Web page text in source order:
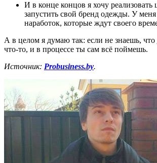
И в конце концов я хочу реализовать
запустить свой бренд одежды. У
наработок, которые ждут своего
А в целом я думаю так: если не знаешь, что
что-то, и в процессе ты сам всё поймешь.
Источник: Probusiness.by.